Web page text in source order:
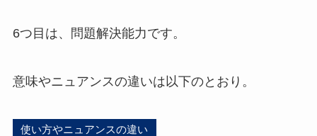
6つ目は、問題解決能力です。
意味やニュアンスの違いは以下のとおり。
使い方やニュアンスの違い